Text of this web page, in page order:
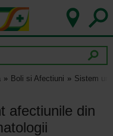
Boli si Afectiuni Sistem
afectiunile din